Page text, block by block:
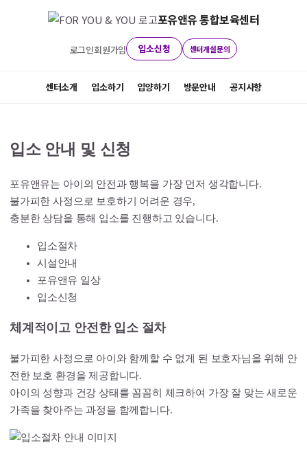
포유앤유 통합보육센터
센터소개 입소하기 입양하기 방문안내 공지사항
로그인회원가입 입소신청 센터개설문의
입소 안내 및 신청
포유앤유는 아이의 안전과 행복을 가장 먼저 생각합니다.
불가피한 사정으로 보호하기 어려운 경우,
충분한 상담을 통해 입소를 진행하고 있습니다.
입소절차
시설안내
포유앤유 일상
입소신청
체계적이고 안전한 입소 절차
불가피한 사정으로 아이와 함께할 수 없게 된 보호자님을 위해 안
전한 보호 환경을 제공합니다.
아이의 성향과 건강 상태를 꼼꼼히 체크하여 가장 잘 맞는 새로운
가족을 찾아주는 과정을 함께합니다.